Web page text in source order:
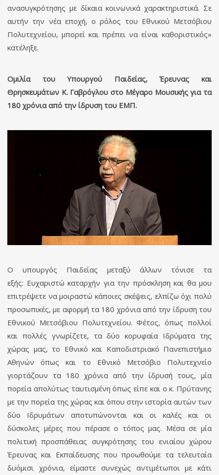
ανασυγκρότησης με δίκαια κοινωνικά χαρακτηριστικά. Σε
αυτήν την νέα εποχή, ο ρόλος του Εθνικού Μετσόβιου
Πολυτεχνείου, μπορεί και πρέπει να είναι καθοριστικός»
κατέληξε.
Ομιλία του Υπουργού Παιδείας, Έρευνας και
Θρησκευμάτων Κ. Γαβρόγλου στο Μέγαρο Μουσικής για τα
180 χρόνια από την ίδρυση του ΕΜΠ.
Ο υπουργός Παιδείας μεταξύ άλλων τόνισε τα
εξής: Ευχαριστώ καταρχήν για την πρόσκληση και θα μου
επιτρέψετε να μοιραστώ κάποιες σκέψεις, ελπίζω όχι πολύ
προσωπικές, με αφορμή τα 180 χρόνια από την ίδρυση του
Εθνικού Μετσόβιου Πολυτεχνείου. Φέτος, όπως πολλοί
και πολλές γνωρίζετε, τα δύο κορυφαία Ιδρύματα της
χώρας μας, το Εθνικό και Καποδιστριακό Πανεπιστήμιο
Αθηνών όπως και το Εθνικό Μετσόβιο Πολυτεχνείο
γιορτάζουν τα 180 χρόνια από την ίδρυσή τους, μία
πορεία απολύτως ταυτισμένη όπως είπε και ο κ. Πρύτανης
με την πορεία της χώρας και όπου στην ιστορία αυτών των
δύο Ιδρυμάτων αποτυπώνονται και οι καλές και οι
δύσκολες μέρες που πέρασε ο τόπος μας. Μέσα σε μία
πολιτική προσπάθειας συγκρότησης του ενιαίου χώρου
Έρευνας και Εκπαίδευσης που προωθούμε τα τελευταία
δυόμισι χρόνια, είμαστε συνεχώς αντιμέτωποι με κάτι